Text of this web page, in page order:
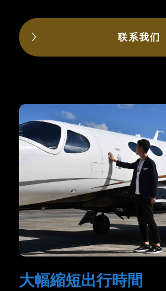
联系我们
大幅縮短出行時間